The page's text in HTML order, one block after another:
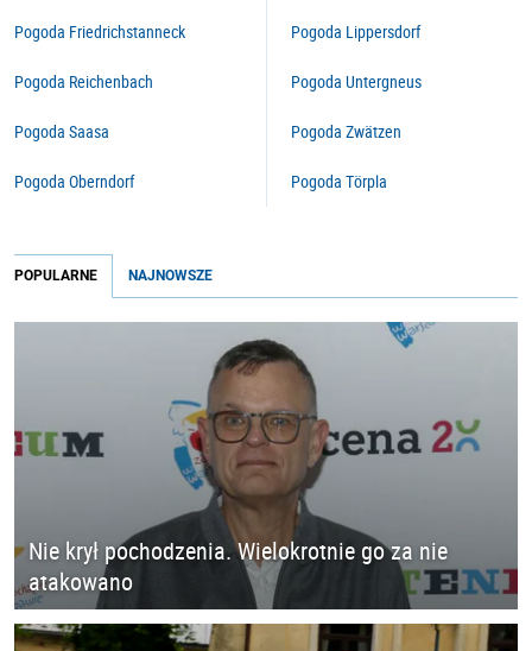
Pogoda Friedrichstanneck
Pogoda Reichenbach
Pogoda Saasa
Pogoda Oberndorf
Pogoda Lippersdorf
Pogoda Untergneus
Pogoda Zwätzen
Pogoda Törpla
POPULARNE NAJNOWSZE
Nie krył pochodzenia. Wielokrotnie go za nie
atakowano